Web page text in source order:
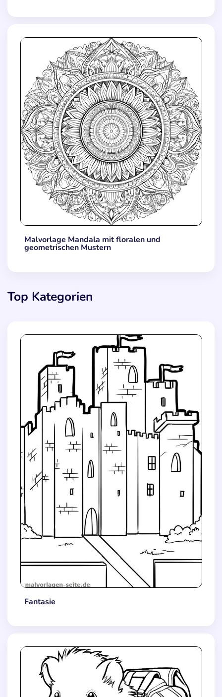
Malvorlage Mandala mit floralen und
geometrischen Mustern
Top Kategorien
Fantasie